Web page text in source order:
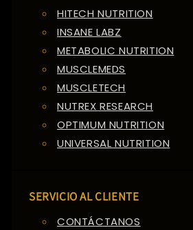
HITECH NUTRITION
INSANE LABZ
METABOLIC NUTRITION
MUSCLEMEDS
MUSCLETECH
NUTREX RESEARCH
OPTIMUM NUTRITION
UNIVERSAL NUTRITION
SERVICIO AL CLIENTE
CONTÁCTANOS